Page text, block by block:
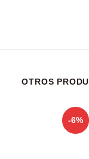
OTROS
-6%